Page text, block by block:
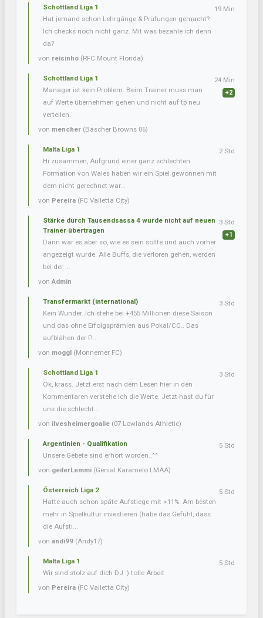
Schottland Liga 1
Hat jemand schon Lehrgänge & Prüfungen gemacht?
Ich checks noch nicht ganz. Mit was bezahle ich denn
da?
von reisinho (RFC Mount Florida)
19 Min
Schottland Liga 1
Manager ist kein Problem. Beim Trainer muss man
auf Werte übernehmen gehen und nicht auf tp neu
verteilen.
von mencher (Bäscher Browns 06)
24 Min
+2
Malta Liga 1
Hi zusammen, Aufgrund einer ganz schlechten
Formation von Wales haben wir ein Spiel gewonnen mit
dem nicht gerechnet war...
von Pereira (FC Valletta City)
2 Std
Stärke durch Tausendsassa 4 wurde nicht auf neuen
Trainer übertragen
Dann war es aber so, wie es sein sollte und auch vorher
angezeigt wurde. Alle Buffs, die verloren gehen, werden
bei der ...
vonAdmin
3 Std
+1
Transfermarkt (international)
Kein Wunder..Ich stehe bei +455 Millionen diese Saison
und das ohne Erfolgsprämien aus Pokal/CC.. Das
aufblähen der P...
von moggl (Monnemer FC)
3 Std
Schottland Liga 1
Ok, krass. Jetzt erst nach dem Lesen hier in den
Kommentaren verstehe ich die Werte. Jetzt hast du für
uns die schlecht...
von ilvesheimergoalie (07 Lowlands Athletic)
3 Std
Argentinien - Qualifikation
Unsere Gebete sind erhört worden..^^
von geilerLemmi (Genial Karamelo LMAA)
5 Std
Österreich Liga 2
Hatte auch schon späte Aufstiege mit >11%. Am besten
mehr in Spielkultur investieren (habe das Gefühl, dass
die Aufsti...
von andi99 (Andy17)
5 Std
Malta Liga 1
Wir sind stolz auf dich DJ :) tolle Arbeit
von Pereira (FC Valletta City)
5 Std